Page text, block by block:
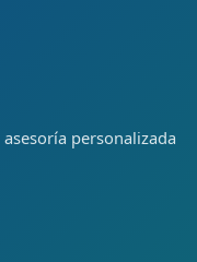
personalizada